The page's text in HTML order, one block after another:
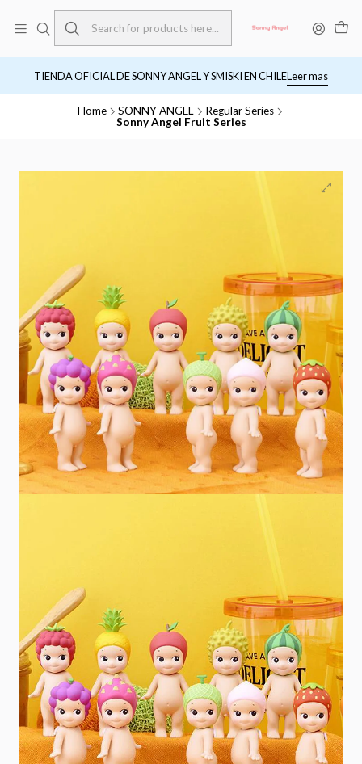
TIENDA OFICIAL DE SONNY ANGEL Y SMISKI EN CHILELeer mas
Home SONNY ANGEL
Regular Series
Sonny Angel Fruit Series